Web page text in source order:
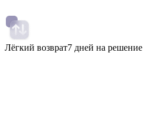
Лёгкий возврат7 дней на решение